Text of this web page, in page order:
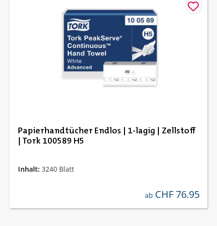
Papierhandtücher Endlos | 1-lagig | Zellstoff
| Tork 100589 H5
Inhalt: 3240 Blatt
regulärer preis:
ab CHF 76.95